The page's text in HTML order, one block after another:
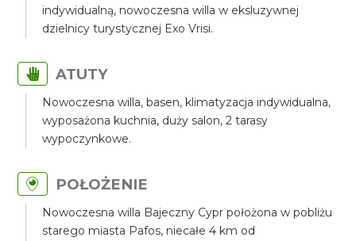
indywidualną, nowoczesna willa w eksluzywnej
dzielnicy turystycznej Exo Vrisi.
ATUTY
Nowoczesna willa, basen, klimatyzacja indywidualna,
wyposażona kuchnia, duży salon, 2 tarasy
wypoczynkowe.
POŁOŻENIE
Nowoczesna willa Bajeczny Cypr położona w pobliżu
starego miasta Pafos, niecałe 4 km od